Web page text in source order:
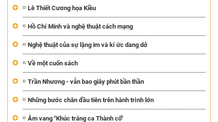
Lê Thiết Cương họa Kiều
Hồ Chí Minh và nghệ thuật cách mạng
Nghệ thuật của sự lặng im và kí ức dang dở
Về một cuốn sách
Trần Nhương - vẫn bao giây phút bần thần
Những bước chân đầu tiên trên hành trình lớn
Âm vang "Khúc tráng ca Thành cổ"